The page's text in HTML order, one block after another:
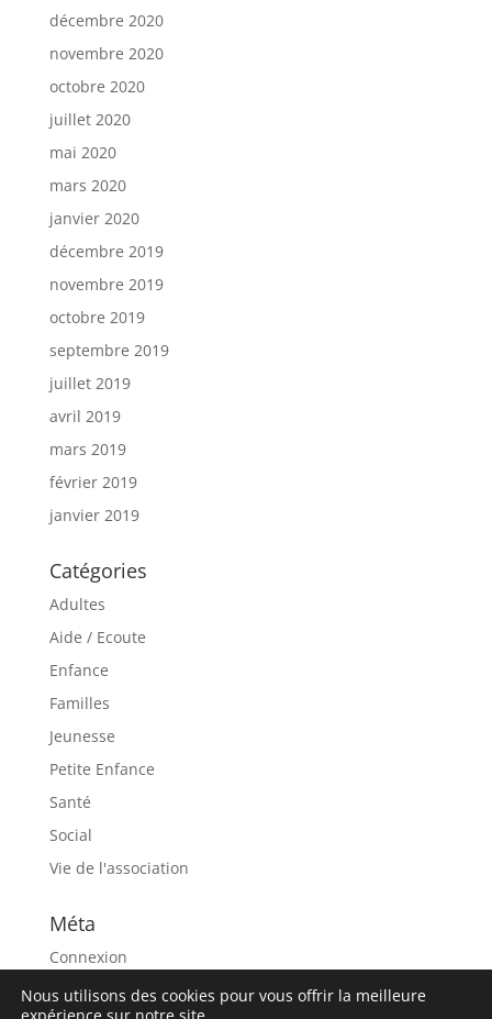
décembre 2020
novembre 2020
octobre 2020
juillet 2020
mai 2020
mars 2020
janvier 2020
décembre 2019
novembre 2019
octobre 2019
septembre 2019
juillet 2019
avril 2019
mars 2019
février 2019
janvier 2019
Catégories
Adultes
Aide / Ecoute
Enfance
Familles
Jeunesse
Petite Enfance
Santé
Social
Vie de l'association
Méta
Connexion
Flux des publications
Nous utilisons des cookies pour vous offrir la meilleure